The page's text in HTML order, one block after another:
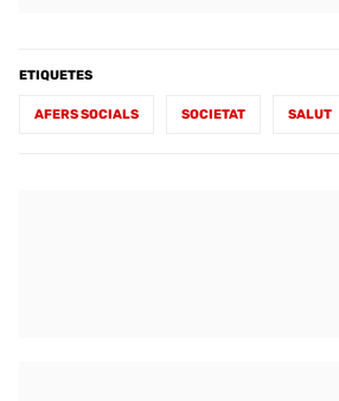
ETIQUETES
AFERS SOCIALS SOCIETAT SALUT